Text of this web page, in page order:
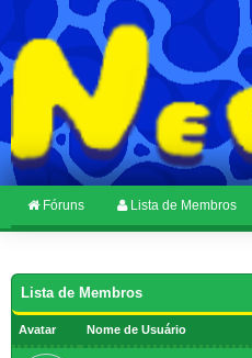
Fóruns Lista de Membros
Lista de Membros
Avatar Nome de Usuário